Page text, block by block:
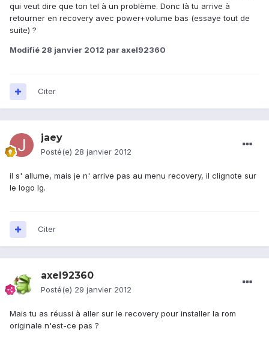
qui veut dire que ton tel à un problème. Donc là tu arrive à
retourner en recovery avec power+volume bas (essaye tout de
suite) ?
Modifié 28 janvier 2012 par axel92360
Citer
jaey
Posté(e) 28 janvier 2012
il s' allume, mais je n' arrive pas au menu recovery, il clignote sur
le logo lg.
Citer
axel92360
Posté(e) 29 janvier 2012
Mais tu as réussi à aller sur le recovery pour installer la rom
originale n'est-ce pas ?